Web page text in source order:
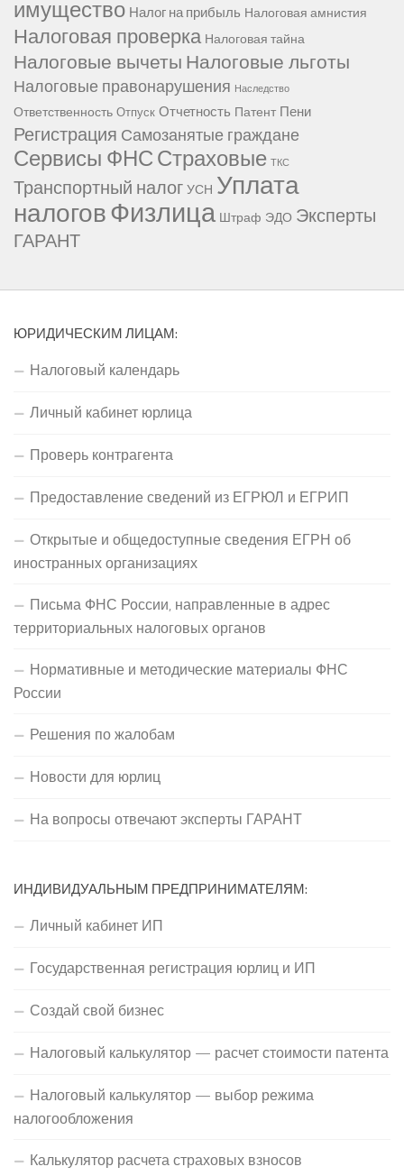
имущество Налог на прибыль Налоговая амнистия
Налоговая проверка Налоговая тайна
Налоговые вычетыНалоговые льготы
Налоговые правонарушения Наследство
Ответственность Отпуск Отчетность Патент Пени
Регистрация Самозанятые граждане
Сервисы ФНССтраховые ТКС
Транспортный налогУСН Уплата
налоговФизлица Штраф ЭДО Эксперты
ГАРАНТ
ЮРИДИЧЕСКИМ ЛИЦАМ:
Налоговый календарь
Личный кабинет юрлица
Проверь контрагента
Предоставление сведений из ЕГРЮЛ и ЕГРИП
Открытые и общедоступные сведения ЕГРН об
иностранных организациях
Письма ФНС России, направленные в адрес
территориальных налоговых органов
Нормативные и методические материалы ФНС
России
Решения по жалобам
Новости для юрлиц
На вопросы отвечают эксперты ГАРАНТ
ИНДИВИДУАЛЬНЫМ ПРЕДПРИНИМАТЕЛЯМ:
Личный кабинет ИП
Государственная регистрация юрлиц и ИП
Создай свой бизнес
Налоговый калькулятор — расчет стоимости патента
Налоговый калькулятор — выбор режима
налогообложения
Калькулятор расчета страховых взносов